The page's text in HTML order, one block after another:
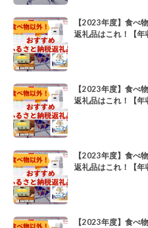
【2023年度】食べ
返礼品はこれ！【年
【2023年度】食べ
返礼品はこれ！【年
【2023年度】食べ
返礼品はこれ！【年
【2023年度】食べ